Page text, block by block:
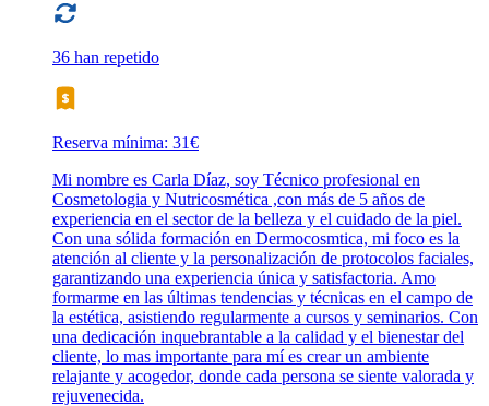
36 han repetido
Reserva mínima: 31€
Mi nombre es Carla Díaz, soy Técnico profesional en
Cosmetologia y Nutricosmética ,con más de 5 años de
experiencia en el sector de la belleza y el cuidado de la piel.
Con una sólida formación en Dermocosmtica, mi foco es la
atención al cliente y la personalización de protocolos faciales,
garantizando una experiencia única y satisfactoria. Amo
formarme en las últimas tendencias y técnicas en el campo de
la estética, asistiendo regularmente a cursos y seminarios. Con
una dedicación inquebrantable a la calidad y el bienestar del
cliente, lo mas importante para mí es crear un ambiente
relajante y acogedor, donde cada persona se siente valorada y
rejuvenecida.